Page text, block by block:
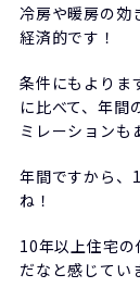
冷房や暖房の効
経済的です！
条件にもよりま
に比べて、年間
ミレーションも
年間ですから、
ね！
10年以上住宅
だなと感じてい